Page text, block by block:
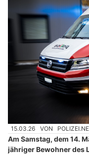
15.03.26 VON
Am Samstag, dem 14.
jähriger Bewohner des